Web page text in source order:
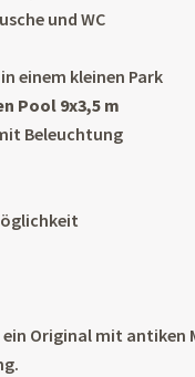
und WC
einem kleinen Park
Pool 9x3,5 m
Beleuchtung
ein Original mit antiken